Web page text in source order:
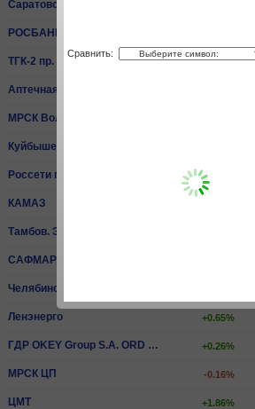
Саратовский НПЗ пр.
РОСБАНК
ТГК-2 пр. +0.59%
Аптечная сеть 36,6
МРСК Волги
КуйбышевАзот
Россети пр. -1.06%
КАМАЗ
Тамбов. ЭнСбыт
Челябинский МК
Ленэнерго +0.65%
ГДР OKEY Group S.A. ORD SHS +0.26%
МРСК ЦП -0.16%
ЦМТ +1.86%
Сравнить: